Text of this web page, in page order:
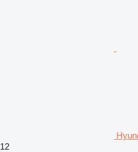
12